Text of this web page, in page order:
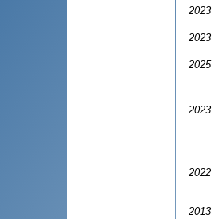
2023
2023
2025
2023
2022
2013